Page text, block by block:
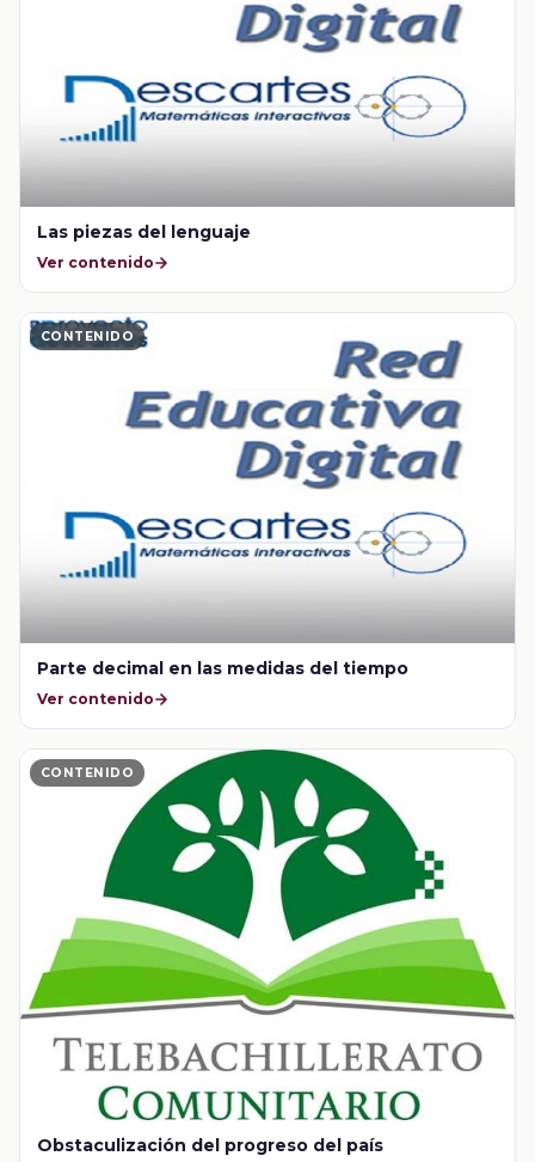
Las piezas del lenguaje
Ver contenido
CONTENIDO
Parte decimal en las medidas del tiempo
Ver contenido
CONTENIDO
Obstaculización del progreso del país